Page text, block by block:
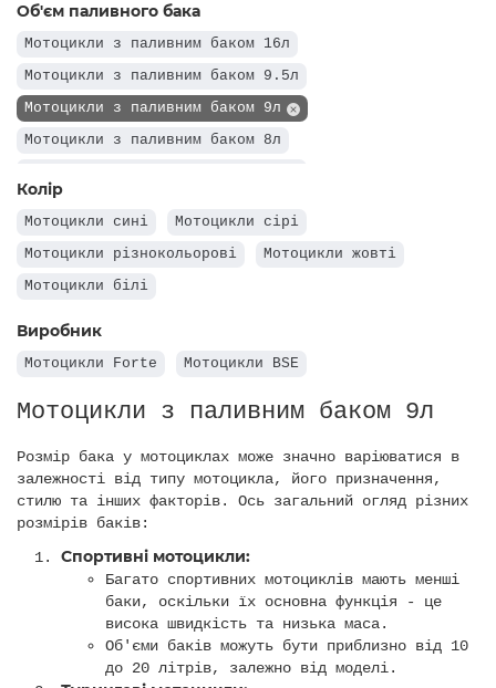
Об'єм паливного бака
Мотоцикли з паливним баком 16л
Мотоцикли з паливним баком 9.5л
Мотоцикли з паливним баком 9л
Мотоцикли з паливним баком 8л
Колір
Мотоцикли сині
Мотоцикли сірі
Мотоцикли різнокольорові
Мотоцикли жовті
Мотоцикли білі
Виробник
Мотоцикли Forte Мотоцикли BSE
Мотоцикли з паливним баком 9л
Розмір бака у мотоциклах може значно варіюватися в
залежності від типу мотоцикла, його призначення,
стилю та інших факторів. Ось загальний огляд різних
розмірів баків:
Спортивні мотоцикли:
Багато спортивних мотоциклів мають менші
баки, оскільки їх основна функція - це
висока швидкість та низька маса.
Об'єми баків можуть бути приблизно від 10
до 20 літрів, залежно від моделі.